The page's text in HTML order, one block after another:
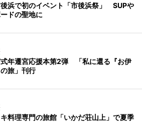
浜で初のイベント「市後浜祭」 SUPや
ドの聖地に
年遷宮応援本第2弾 「私に還る『お伊
旅」刊行
料理専門の旅館「いかだ荘山上」で夏季